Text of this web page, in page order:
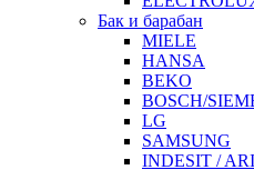
Бак и барабан
MIELE
HANSA
BEKO
BOSCH/
LG
SAMSUNG
INDESIT /